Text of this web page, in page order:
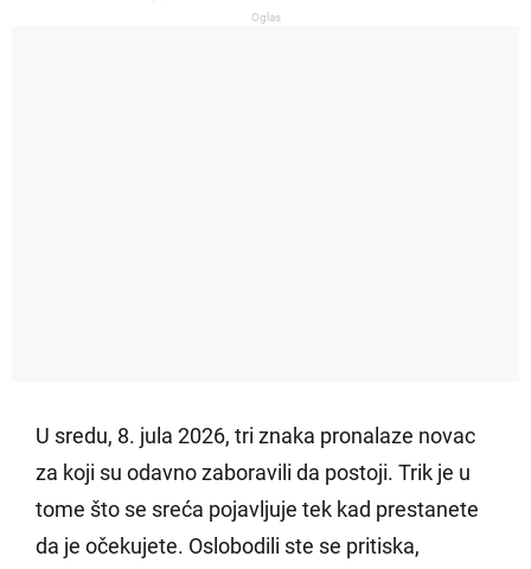
Oglas
U sredu, 8. jula 2026, tri znaka pronalaze novac
za koji su odavno zaboravili da postoji. Trik je u
tome što se sreća pojavljuje tek kad prestanete
da je očekujete. Oslobodili ste se pritiska,